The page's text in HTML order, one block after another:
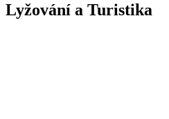
Lyžování a Turistika